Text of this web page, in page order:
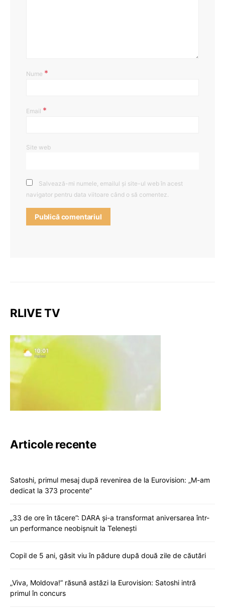
Nume *
Email *
Site web
Salvează-mi numele, emailul și site-ul web în acest
navigator pentru data viitoare când o să comentez.
RLIVE TV
Articole recente
Satoshi, primul mesaj după revenirea de la Eurovision: „M-am
dedicat la 373 procente”
„33 de ore în tăcere”: DARA și-a transformat aniversarea într-
un performance neobișnuit la Telenești
Copil de 5 ani, găsit viu în pădure după două zile de căutări
„Viva, Moldova!” răsună astăzi la Eurovision: Satoshi intră
primul în concurs